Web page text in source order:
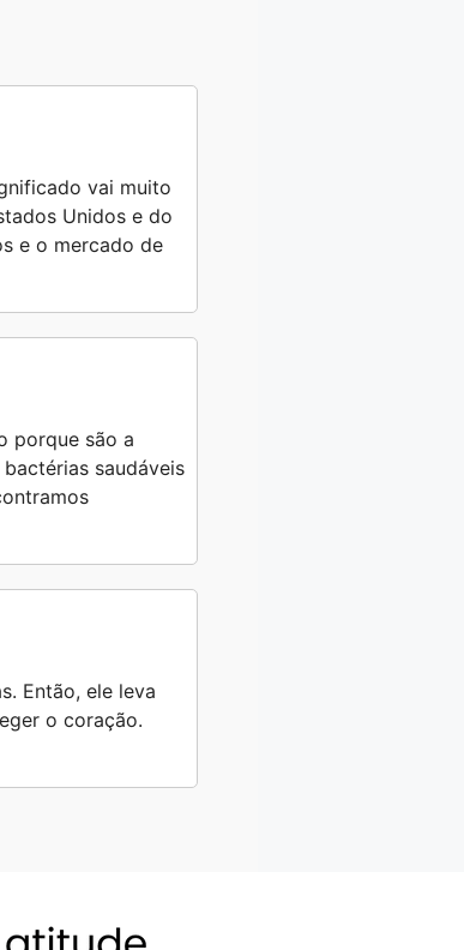
vai muito
Unidos e do
e o mercado de
porque são a
saudáveis
Então, ele leva
o coração.